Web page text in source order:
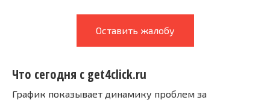
Оставить жалобу
Что сегодня с get4click.ru
График показывает динамику проблем за